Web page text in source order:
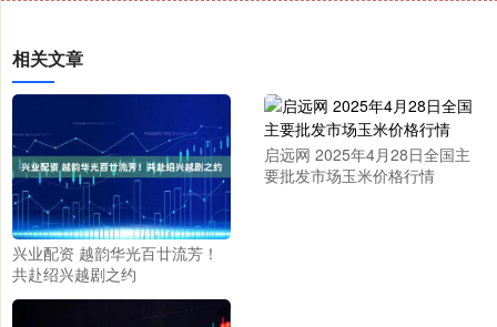
相关文章
兴业配资 越韵华光百廿流芳！
共赴绍兴越剧之约
启远网 2025年4月28日全国主
要批发市场玉米价格行情